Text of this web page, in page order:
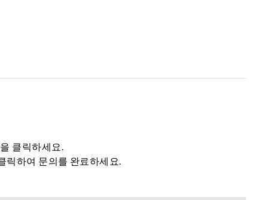
클릭하세요.
릭하여 문의를 완료하세요.